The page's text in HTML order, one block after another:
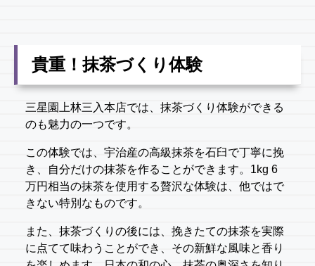
貴重！抹茶づくり体験
三星園上林三入本店では、抹茶づくり体験ができる
のも魅力の一つです。
この体験では、宇治産の高級抹茶を石臼で丁寧に挽
き、自分だけの抹茶を作ることができます。1kg 6
万円相当の抹茶を使用する贅沢な体験は、他ではで
きない特別なものです。
また、抹茶づくりの後には、挽きたての抹茶を実際
に点てて味わうことができ、その新鮮な風味と香り